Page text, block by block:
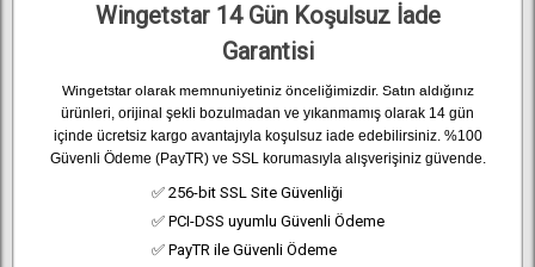
✅ 256-bit SSL Site Güvenliği
✅ PCI-DSS uyumlu Güvenli Ödeme
✅ PayTR ile Güvenli Ödeme
Wingetstar olarak memnuniyetiniz önceliğimizdir. Satın aldığınız
ürünleri, orijinal şekli bozulmadan ve yıkanmamış olarak 14 gün
içinde ücretsiz kargo avantajıyla koşulsuz iade edebilirsiniz. %100
Güvenli Ödeme (PayTR) ve SSL korumasıyla alışverişiniz güvende.
Wingetstar 14 Gün Koşulsuz İade
Garantisi